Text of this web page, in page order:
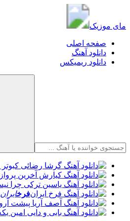
مای موزیک
صفحه اصلی
دانلود آهنگ
دانلود ریمیکس
فرخایران